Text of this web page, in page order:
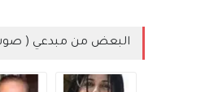
البعض من مبدعي (